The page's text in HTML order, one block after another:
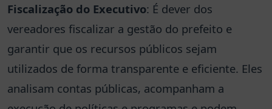
Fiscalização do Executivo: É dever dos
vereadores fiscalizar a gestão do prefeito e
garantir que os recursos públicos sejam
utilizados de forma transparente e eficiente. Eles
analisam contas públicas, acompanham a